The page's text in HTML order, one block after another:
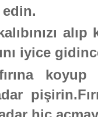
edin.
alıp
iyice